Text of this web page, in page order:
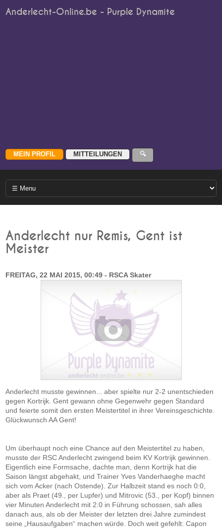
Anderlecht-Online.be - Purple Dynamite
Anderlecht nur Remis, Gent ist
Meister
FREITAG, 22 MAI 2015, 00:49 - RSCA Skater
Anderlecht musste gewinnen... aber spielte nur 2-2 unentschieden
gegen Kortrijk. Gent gewann ohne Gegenwehr gegen Standard
und feierte somit den ersten Meistertitel in ihrer Vereinsgeschichte.
Glückwunsch AA Gent!
Um überhaupt noch eine Chance auf den Meistertitel zu haben,
musste der RSC Anderlecht zwingend beim KV Kortrijk gewinnen.
Eigentlich eine Formsache, dachte man, denn Kortrijk hat die
Saison längst abgehakt, und Trainer Yves Vanderhaeghe macht
sich vom Acker (nach Ostende). Zur Halbzeit stand es noch 0:0,
aber als Praet (49., per Lupfer) und Mitrovic (53., per Kopf) binnen
vier Minuten Anderlecht mit 2:0 in Führung schossen, sah alles
danach aus, als ob der Meister der letzten drei Jahre zumindest
seine „Hausaufgaben“ machen würde. Doch weit gefehlt: Capon